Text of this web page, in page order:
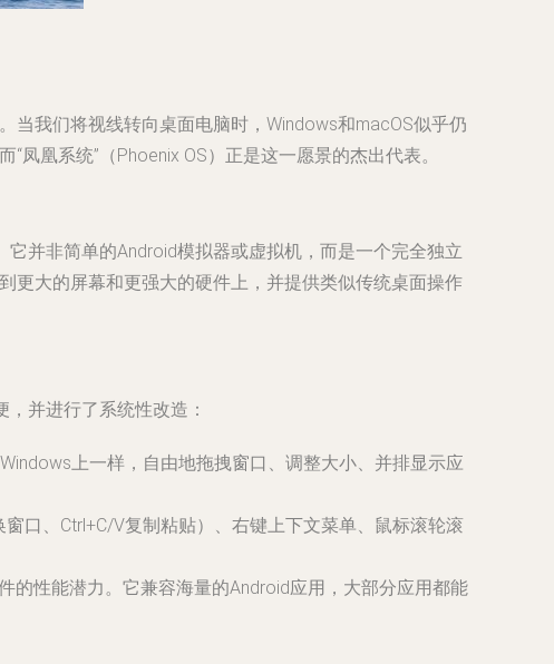
当我们将视线转向桌面电脑时，Windows和macOS似乎仍
凰系统”（Phoenix OS）正是这一愿景的杰出代表。
并非简单的Android模拟器或虚拟机，而是一个完全独立
更大的屏幕和更强大的硬件上，并提供类似传统桌面操作
并进行了系统性改造：
上一样，自由地拖拽窗口、调整大小、并排显示应
口、Ctrl+C/V复制粘贴）、右键上下文菜单、鼠标滚轮滚
的性能潜力。它兼容海量的Android应用，大部分应用都能